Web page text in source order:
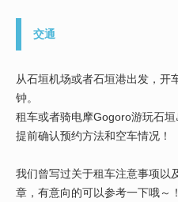
交通
从石垣机场或者石垣港出发，开
钟。
租车或者骑电摩Gogoro游玩石
提前确认预约方法和空车情况！
我们曾写过关于租车注意事项以
章，有意向的可以参考一下哦～